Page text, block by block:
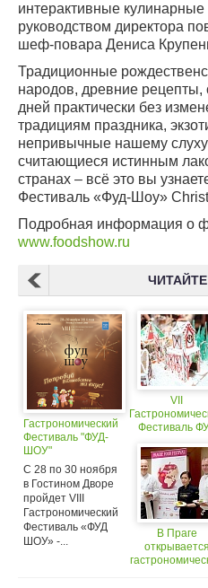
интерактивные
руководством директора
шеф-повара Дениса
Традиционные
народов, древние
дней практически без
традициям праздника,
непривычные нашему
считающиеся истинным
странах – всё это вы
Фестиваль «Фуд-Шоу»
Подробная информация о
www.foodshow.ru
Гастрономический
Фестиваль "ФУД-
ШОУ"
С 28 по 30 ноября
в Гостином Дворе
пройдет VIII
Гастрономический
Фестиваль «ФУД
ШОУ» -...
VII
Фестиваль
В Праге
открывается